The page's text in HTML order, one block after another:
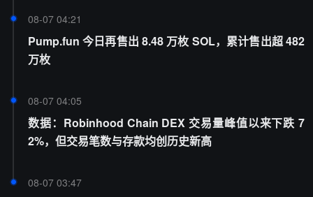
08-07 04:21
Pump.fun 今日再售出 8.48 万枚 SOL，累计售出超 482
万枚
08-07 04:05
数据：Robinhood Chain DEX 交易量峰值以来下跌 7
2%，但交易笔数与存款均创历史新高
08-07 03:47